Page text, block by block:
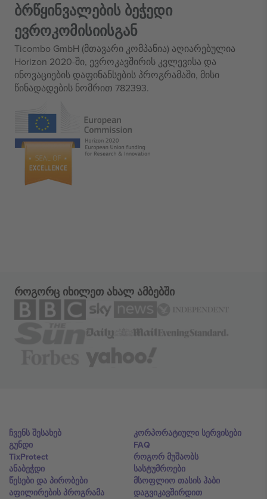
ბრწყინვალების ბეჭედი
ევროკომისიისგან
Ticombo GmbH (მთავარი კომპანია) აღიარებულია
Horizon 2020-ში, ევროკავშირის კვლევისა და
ინოვაციების დაფინანსების პროგრამაში, მისი
წინადადების ნომრით 782393.
როგორც იხილეთ ახალ ამბებში
ჩვენს შესახებ
გუნდი
TixProtect
ანაბეჭდი
წესები და პირობები
აფილირების პროგრამა
კორპორატიული სერვისები
FAQ
როგორ მუშაობს
სასტუმროები
მსოფლიო თასის ჰაბი
დაგვიკავშირდით